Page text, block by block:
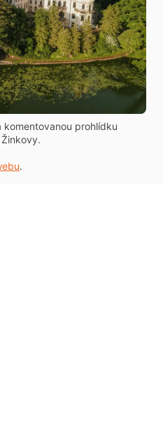
prohlídku
.